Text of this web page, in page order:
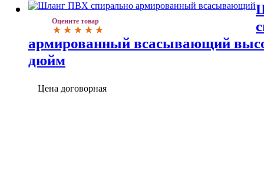
Оцените товар
армированный всасывающий
дюйм
Цена договорная